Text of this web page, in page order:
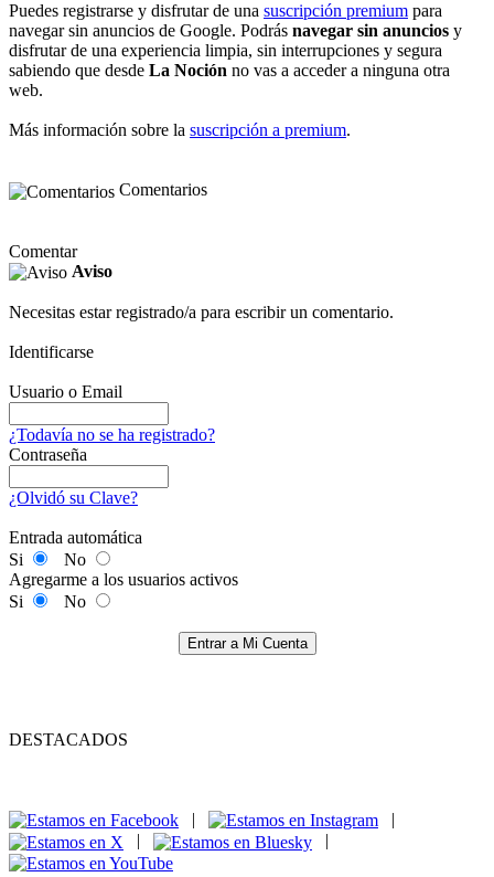
Puedes registrarse y disfrutar de una suscripción premium para
navegar sin anuncios de Google. Podrás navegar sin anuncios y
disfrutar de una experiencia limpia, sin interrupciones y segura
sabiendo que desde La Noción no vas a acceder a ninguna otra
web.
Más información sobre la suscripción a premium.
Comentarios
Comentar
Aviso
Necesitas estar registrado/a para escribir un comentario.
Identificarse
Usuario o Email
¿Todavía no se ha registrado?
Contraseña
¿Olvidó su Clave?
Entrada automática
Si
No
Agregarme a los usuarios activos
Si
No
Entrar a Mi Cuenta
DESTACADOS
|
|
|
|